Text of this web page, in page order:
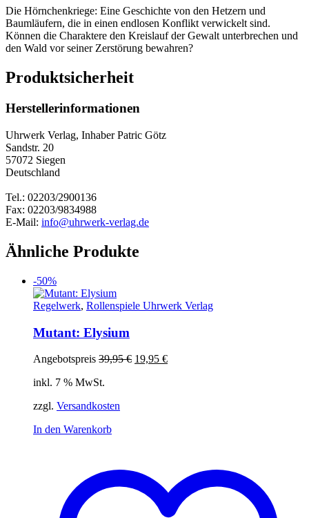
Die Hörnchenkriege: Eine Geschichte von den Hetzern und
Baumläufern, die in einen endlosen Konflikt verwickelt sind.
Können die Charaktere den Kreislauf der Gewalt unterbrechen und
den Wald vor seiner Zerstörung bewahren?
Produktsicherheit
Herstellerinformationen
Uhrwerk Verlag, Inhaber Patric Götz
Sandstr. 20
57072 Siegen
Deutschland
Tel.: 02203/2900136
Fax: 02203/9834988
E-Mail: info@uhrwerk-verlag.de
Ähnliche Produkte
-50%
Regelwerk, Rollenspiele Uhrwerk Verlag
Mutant: Elysium
Angebotspreis 39,95€ Ursprünglicher
19,95 €Aktueller
inkl. 7 % MwSt.
zzgl. Versandkosten
In den Warenkorb